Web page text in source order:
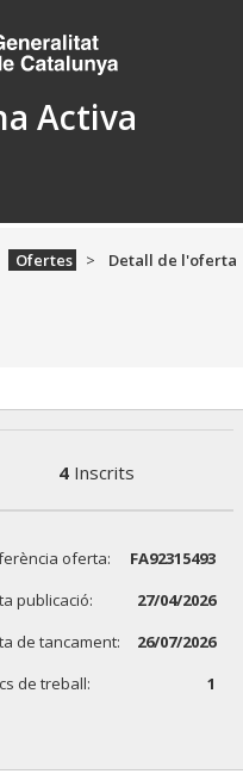
Activa
Ofertes Detall de l'oferta
4 Inscrits
oferta:
FA92315493
publicació:
27/04/2026
de tancament:
26/07/2026
de treball:
1